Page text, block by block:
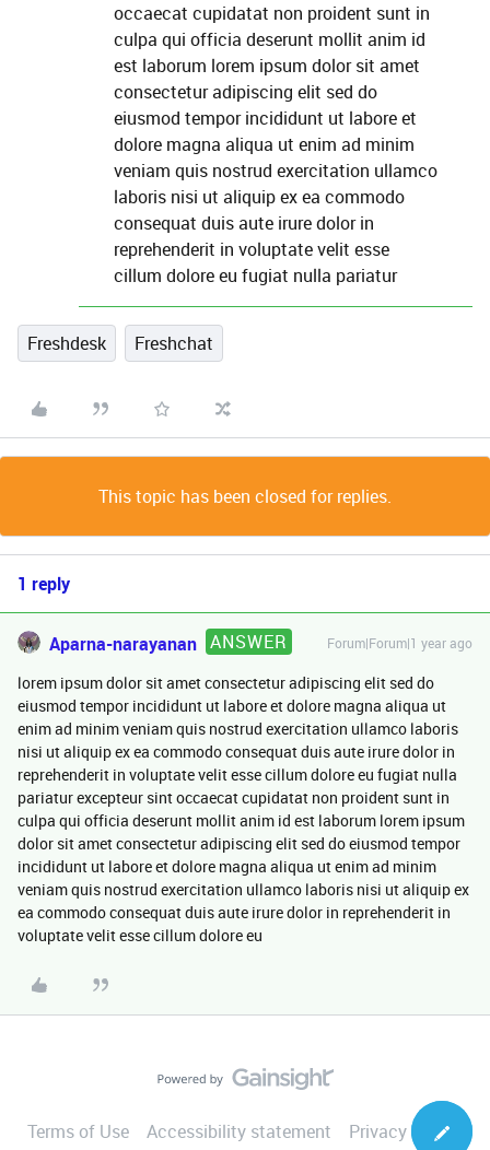
occaecat cupidatat non proident sunt in
culpa qui officia deserunt mollit anim id
est laborum lorem ipsum dolor sit amet
consectetur adipiscing elit sed do
eiusmod tempor incididunt ut labore et
dolore magna aliqua ut enim ad minim
veniam quis nostrud exercitation ullamco
laboris nisi ut aliquip ex ea commodo
consequat duis aute irure dolor in
reprehenderit in voluptate velit esse
cillum dolore eu fugiat nulla pariatur
Freshdesk Freshchat
This topic has been closed for replies.
1 reply
Aparna-narayanan ANSWER Forum|Forum|1 year ago
lorem ipsum dolor sit amet consectetur adipiscing elit sed do
eiusmod tempor incididunt ut labore et dolore magna aliqua ut
enim ad minim veniam quis nostrud exercitation ullamco laboris
nisi ut aliquip ex ea commodo consequat duis aute irure dolor in
reprehenderit in voluptate velit esse cillum dolore eu fugiat nulla
pariatur excepteur sint occaecat cupidatat non proident sunt in
culpa qui officia deserunt mollit anim id est laborum lorem ipsum
dolor sit amet consectetur adipiscing elit sed do eiusmod tempor
incididunt ut labore et dolore magna aliqua ut enim ad minim
veniam quis nostrud exercitation ullamco laboris nisi ut aliquip ex
ea commodo consequat duis aute irure dolor in reprehenderit in
voluptate velit esse cillum dolore eu
Terms of Use Accessibility statement Privacy Notice